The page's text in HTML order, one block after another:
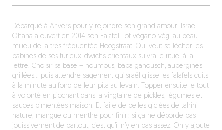
Débarqué à Anvers pour y rejoindre son grand amour, Israël
Ohana a ouvert en 2014 son Falafel Tof végano-végi au beau
milieu de la très fréquentée Hoogstraat. Qui veut se lécher les
babines de ses furieux ‘dwichs orientaux suivra le rituel à la
lettre. Choisir sa base – houmous, baba ganousch, aubergines
grillées… puis attendre sagement qu’Israël glisse les falafels cuits
à la minute au fond de leur pita au levain. Topper ensuite le tout
à volonté en piochant dans la vingtaine de pickles, légumes et
sauces pimentées maison. Et faire de belles giclées de tahini
nature, mangue ou menthe pour finir : si ça ne déborde pas
jouissivement de partout, c’est qu’il n’y en pas assez. On y ajoute